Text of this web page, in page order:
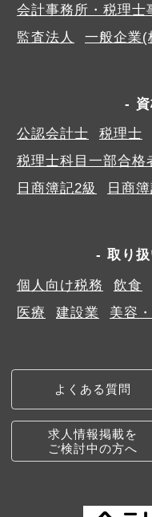
会計事務所・税理士
監査法人
一般企業(
公認会計士
税理士
税理士科目一部合格
日商簿記2級
日商
取り
個人向け税務
飲食
医療
建設業 美容
よくある質問
求人情報掲載を
ご検討中の方へ